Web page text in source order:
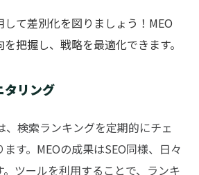
て差別化を図りましょう！MEO
把握し、戦略を最適化できます。
タリング
、検索ランキングを定期的にチェ
す。MEOの成果はSEO同様、日々
ツールを利用することで、ランキ